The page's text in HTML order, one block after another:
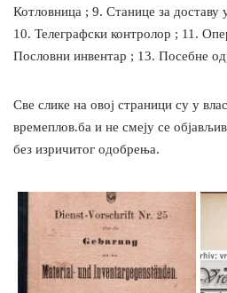
Котловница ; 9. Станице за доставу
10. Телеграфски контролор ; 11.
Пословни инвентар ; 13. Посебне
Све слике на овој страници су у
времеплов.ба и не смеју се
без изричитог одобрења.